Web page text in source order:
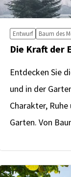
Entwurf Baum des
Die Kraft der
Entdecken Sie
und in der
Charakter,
Garten. Von